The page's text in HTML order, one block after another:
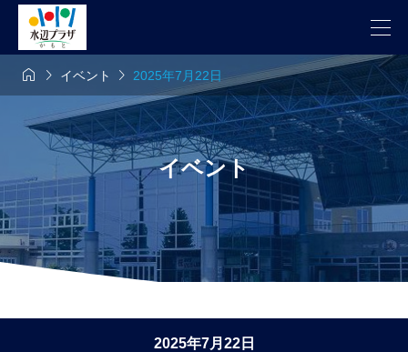
  イベント  2025年7月22日
イベント
2025年7月22日